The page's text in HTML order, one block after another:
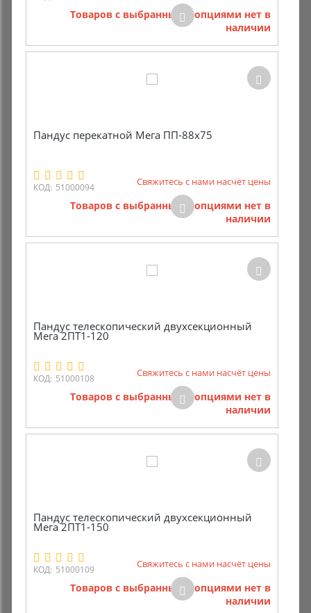
Товаров с выбранными опциями нет в
наличии
Пандус перекатной Мега ПП-88х75
КОД: 51000094 Свяжитесь с нами насчёт цены
Товаров с выбранными опциями нет в
наличии
Пандус телескопический двухсекционный
Мега 2ПТ1-120
КОД: 51000108 Свяжитесь с нами насчёт цены
Товаров с выбранными опциями нет в
наличии
Пандус телескопический двухсекционный
Мега 2ПТ1-150
КОД: 51000109 Свяжитесь с нами насчёт цены
Товаров с выбранными опциями нет в
наличии